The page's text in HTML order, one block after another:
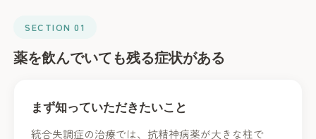
SECTION 01
薬を飲んでいても残る症状がある
まず知っていただきたいこと
統合失調症の治療では、抗精神病薬が大きな柱で